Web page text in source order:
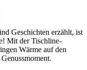
Geschichten erzählt, ist
Mit der Tischline-
Wärme auf den